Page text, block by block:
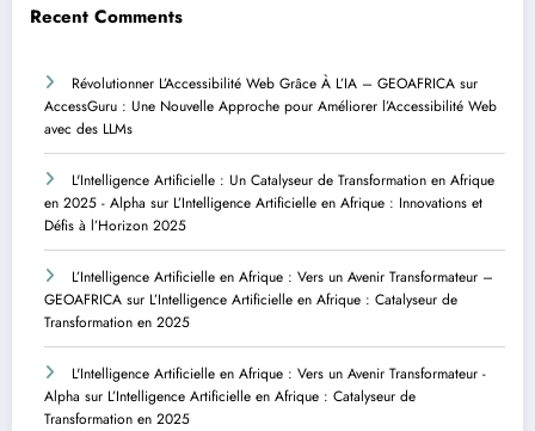
Recent Comments
Révolutionner L’Accessibilité Web Grâce À L’IA – GEOAFRICA sur
AccessGuru : Une Nouvelle Approche pour Améliorer l’Accessibilité Web
avec des LLMs
L'Intelligence Artificielle : Un Catalyseur de Transformation en Afrique
en 2025 - Alpha sur L’Intelligence Artificielle en Afrique : Innovations et
Défis à l’Horizon 2025
L’Intelligence Artificielle en Afrique : Vers un Avenir Transformateur –
GEOAFRICA sur L’Intelligence Artificielle en Afrique : Catalyseur de
Transformation en 2025
L'Intelligence Artificielle en Afrique : Vers un Avenir Transformateur -
Alpha sur L’Intelligence Artificielle en Afrique : Catalyseur de
Transformation en 2025